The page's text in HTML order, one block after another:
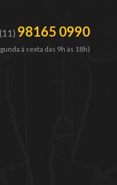
98165 0990
à sexta das 9h às 18h)